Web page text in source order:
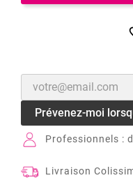
Prévenez-moi
Professionnels :
Livraison